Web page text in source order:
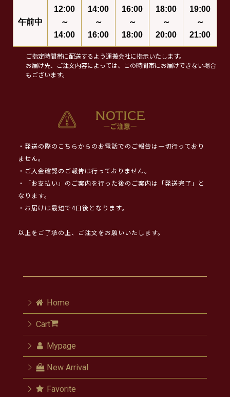
午前中
12:00
～
14:00
14:00
～
16:00
16:00
～
18:00
18:00
～
20:00
19:00
～
21:00
ご指定時間帯に配送するよう運搬会社に指示いたします。
お届け先、ご注文内容によっては、この時間帯にお届けできない場合
もございます。
・発送の際のこちらからのお電話でのご報告は一切行っており
ません。
・ご入金確認のご報告は行っておりません。
・「お支払い」のご案内を行った後のご案内は「発送完了」と
なります。
・お届けは最短で4日後となります。
以上をご了承の上、ご注文をお願いいたします。
Home
Cart
Mypage
New Arrival
Favorite